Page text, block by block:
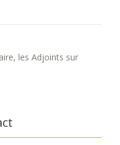
les Adjoints sur